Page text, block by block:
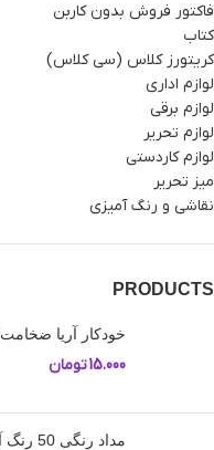
فاکتور فروش بدون کاربن
کتاب
کریتورز کلاس (سی کلاس)
لوازم اداری
لوازم برقی
لوازم تحریر
لوازم کاردستی
میز تحریر
نقاشی و رنگ آمیزی
PRODUCTS
خودکار آریا ضخامت 0.7 میلی متر
15.000تومان
مداد رنگی 50 رنگ آرتیست آریا